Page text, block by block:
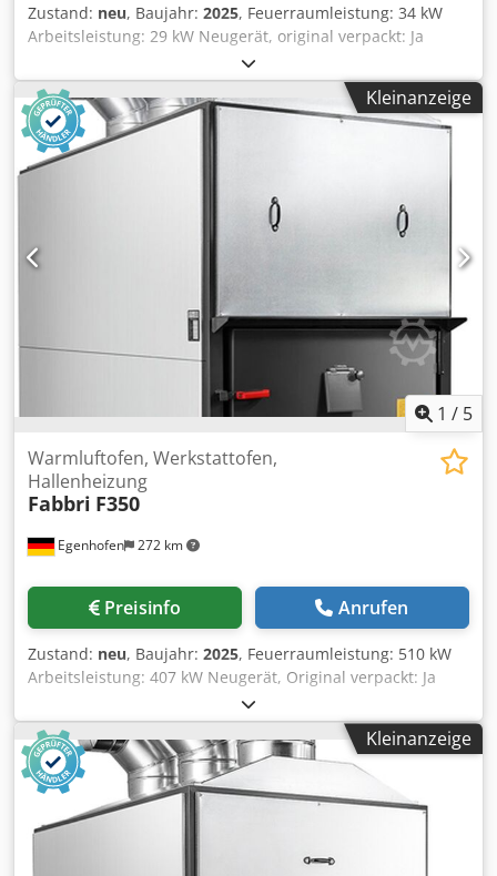
Zustand: neu, Baujahr: 2025, Feuerraumleistung: 34 kW
Arbeitsleistung: 29 kW Neugerät, original verpackt: Ja
Warmluftgebläse, Rauchgasgebläse, Steuerung mit
Digitalanzeige: inklusive Warmluftförderrohre: 2 x 180 mm
mit 2 frei drehbaren gesteckten Bögen Ansaugfilter /
Zuluftfilter: großflächiger Zuluftfilter ohne
Leistungsverluste / inklusive Durchmesser Rauchabzug:
160 mm Feuerraumlänge: 500 mm Feuerraumbreite: 400
mm Feuerraumhöhe: 590 mm Luftförderung : 2200 m³/h
Leistungsaufnahme: 400W ausgelegt für Raumvolumen:
500 m³ Djdpfxjpkwhqj Ag Iock zu beheizende Fläche:
100/150 m² Ofenhöhe ohne Warmluftförderrohre: 1560
Rauchgasgebläse: 920 mm Gewicht: 200 kg
Kleinanzeige
1 / 5
Egenhofen 272 km
Warmluftofen, Werkstattofen,
Hallenheizung
Fabbri F350
Preisinfo Anrufen
Zustand: neu, Baujahr: 2025, Feuerraumleistung: 510 kW
Arbeitsleistung: 407 kW Neugerät, Original verpackt: Ja
Durchmesser Rauchabzug: 250 mm Warmluftförderrohre:
4 x 350 mm Feuerraumlänge: 1900 mm Feuerraumbreite:
900 mm Feuerraumhöhe: 900 mm Luftförderung : 26000
m³/h Leistungsaufnahme: 4500 W Dodpfx Aek Utrwsg Iock
ausgelegt für Raumvolumen: 8000 m³ zu beheizende
Fläche: 1800 m² Ofenhöhe ohne Warmluftförderrohre:
3000 mm Ofenbreite: 1220 mm Ofenlänge ohne
Rauchgasgebläse: 2700 mm Gewicht: 1575 kg
Kleinanzeige